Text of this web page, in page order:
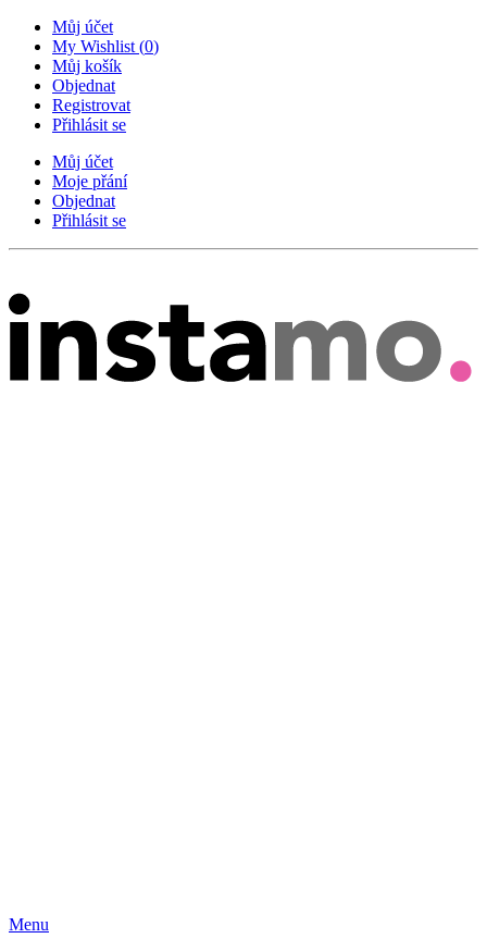
Můj účet
My Wishlist (0)
Můj košík
Objednat
Registrovat
Přihlásit se
Můj účet
Moje přání
Objednat
Přihlásit se
Menu